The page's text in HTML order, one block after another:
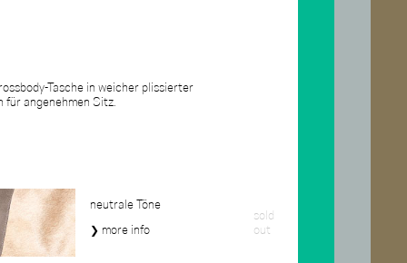
Tasche in weicher plissierter
für angenehmen Sitz.
neutrale Töne
❯ more info
sold
out